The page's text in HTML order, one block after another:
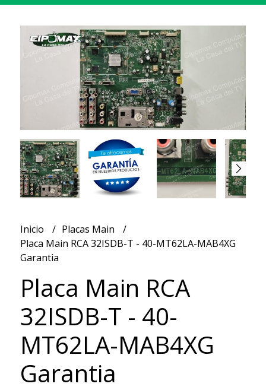
Inicio
Placas Main
Placa Main RCA 32ISDB-T - 40-MT62LA-MAB4XG
Garantia
Placa Main RCA
32ISDB-T - 40-
MT62LA-MAB4XG
Garantia